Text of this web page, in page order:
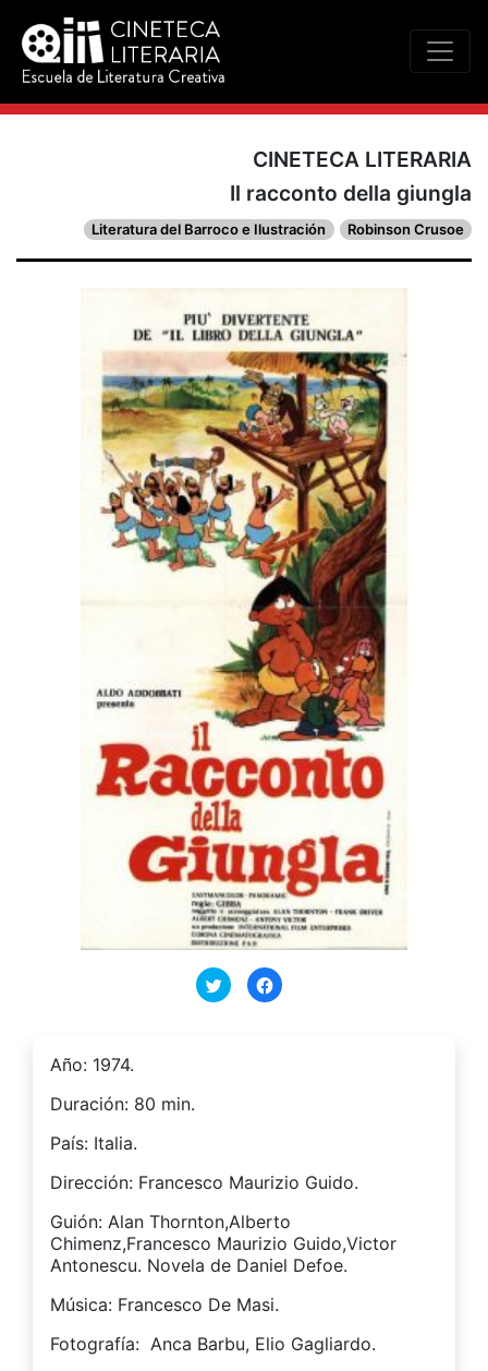
CINETECA LITERARIA
Il racconto della giungla
Literatura del Barroco e Ilustración Robinson Crusoe
Haz
clic
Haz
clic
Año: 1974.
Duración: 80 min.
País: Italia.
Dirección: Francesco Maurizio Guido.
Guión: Alan Thornton,Alberto
Chimenz,Francesco Maurizio Guido,Victor
Antonescu. Novela de Daniel Defoe.
Música: Francesco De Masi.
Fotografía: Anca Barbu, Elio Gagliardo.